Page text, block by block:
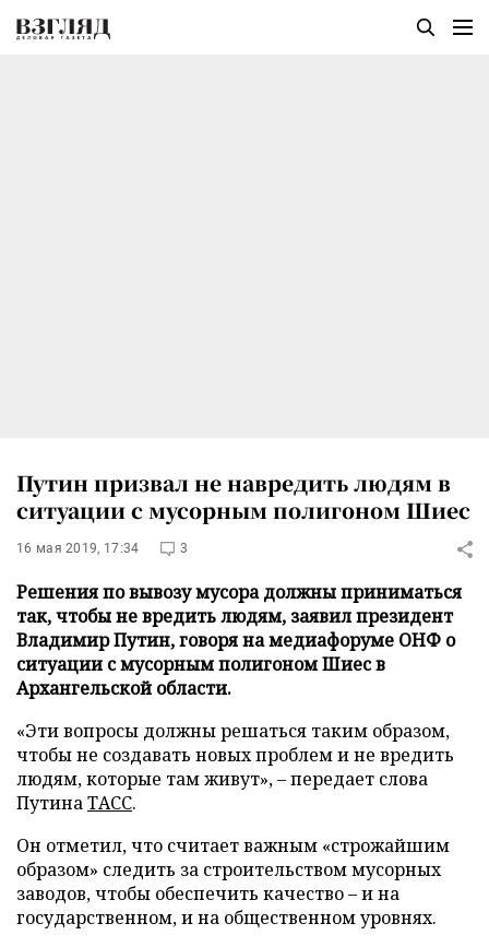
Путин призвал не навредить людям в
ситуации с мусорным полигоном Шиес
16 мая 2019, 17:34 3
Решения по вывозу мусора должны приниматься
так, чтобы не вредить людям, заявил президент
Владимир Путин, говоря на медиафоруме ОНФ о
ситуации с мусорным полигоном Шиес в
Архангельской области.
«Эти вопросы должны решаться таким образом,
чтобы не создавать новых проблем и не вредить
людям, которые там живут», – передает слова
ПутинаТАСС.
Он отметил, что считает важным «строжайшим
образом» следить за строительством мусорных
заводов, чтобы обеспечить качество – и на
государственном, и на общественном уровнях.